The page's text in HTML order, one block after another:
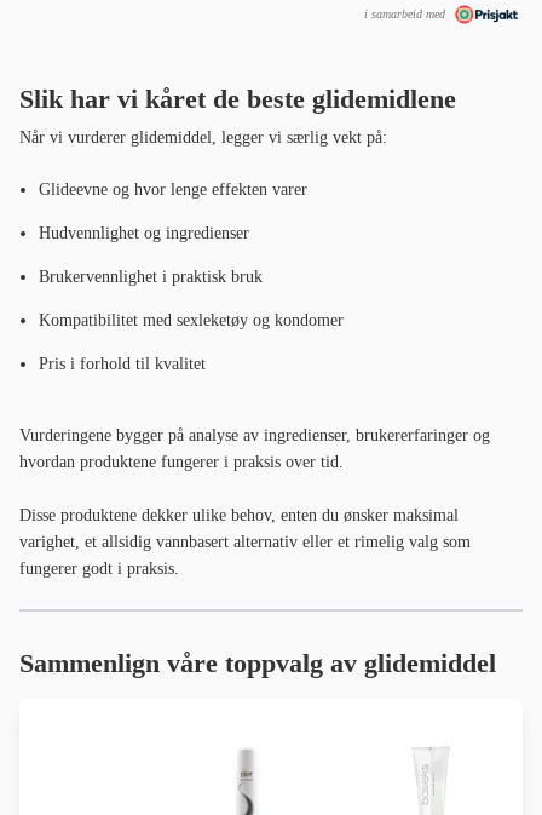
i samarbeid med
Slik har vi kåret de beste glidemidlene
Når vi vurderer glidemiddel, legger vi særlig vekt på:
Glideevne og hvor lenge effekten varer
Hudvennlighet og ingredienser
Brukervennlighet i praktisk bruk
Kompatibilitet med sexleketøy og kondomer
Pris i forhold til kvalitet
Vurderingene bygger på analyse av ingredienser, brukererfaringer og
hvordan produktene fungerer i praksis over tid.
Disse produktene dekker ulike behov, enten du ønsker maksimal
varighet, et allsidig vannbasert alternativ eller et rimelig valg som
fungerer godt i praksis.
Sammenlign våre toppvalg av glidemiddel